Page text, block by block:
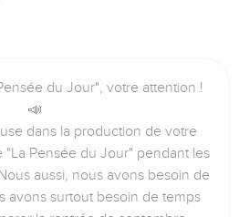
du Jour", votre attention !
📣
dans la production de votre
Pensée du Jour" pendant les
aussi, nous avons besoin de
avons surtout besoin de temps